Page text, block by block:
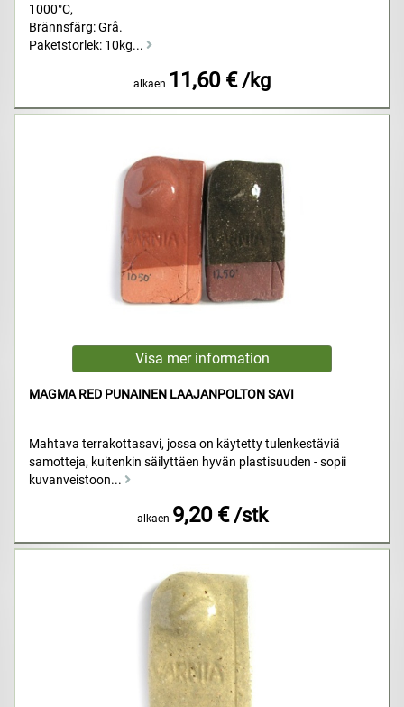
1000°C,
Brännsfärg: Grå.
Paketstorlek: 10kg...
alkaen 11,60 € /kg
MAGMA RED PUNAINEN LAAJANPOLTON SAVI
Mahtava terrakottasavi, jossa on käytetty tulenkestäviä
samotteja, kuitenkin säilyttäen hyvän plastisuuden - sopii
kuvanveistoon...
alkaen 9,20 € /stk